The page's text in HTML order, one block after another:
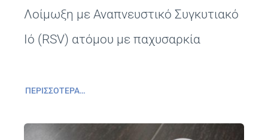
Λοίμωξη με Αναπνευστικό Συγκυτιακό
Ιό (RSV) ατόμου με παχυσαρκία
ΠΕΡΙΣΣΌΤΕΡΑ…